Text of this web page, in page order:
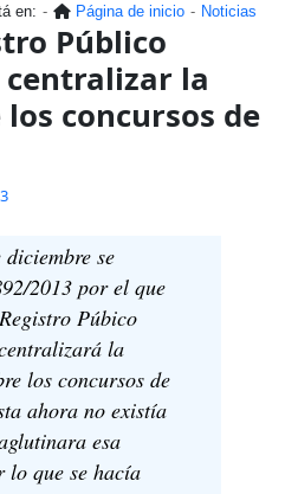
en: Página de inicio Noticias
Público
centralizar la
concursos de
se
2013 por el que
Púbico
la
los concursos de
ahora no existía
esa
lo que se hacía